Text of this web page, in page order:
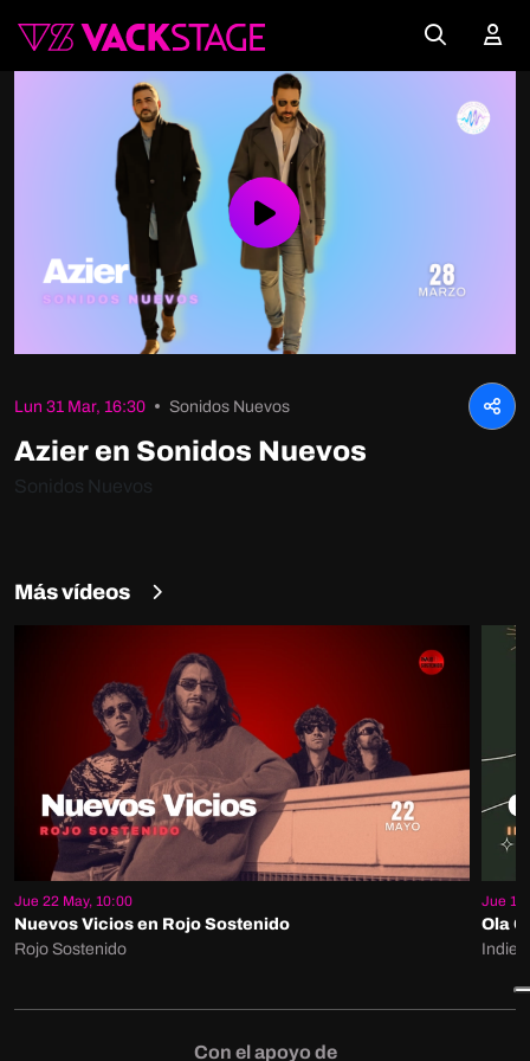
Play
Video
Lun 31 Mar, 16:30 Sonidos Nuevos
Azier en Sonidos Nuevos
Sonidos Nuevos
Más vídeos
Jue 22 May, 10:00
Nuevos Vicios en Rojo Sostenido
Rojo Sostenido
Jue 15
Ola
Indie
Con el apoyo de